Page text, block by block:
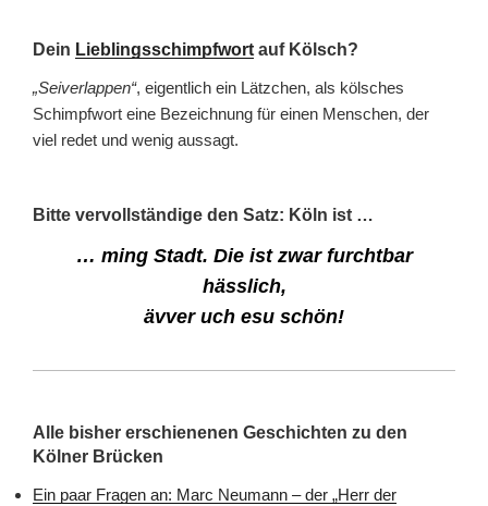
Dein Lieblingsschimpfwort auf Kölsch?
„Seiverlappen“, eigentlich ein Lätzchen, als kölsches
Schimpfwort eine Bezeichnung für einen Menschen, der
viel redet und wenig aussagt.
Bitte vervollständige den Satz: Köln ist …
… ming Stadt. Die ist zwar furchtbar
hässlich,
ävver uch esu schön!
Alle bisher erschienenen Geschichten zu den
Kölner Brücken
Ein paar Fragen an: Marc Neumann – der „Herr der